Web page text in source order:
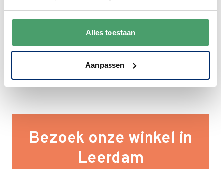
Alles toestaan
Aanpassen
Bezoek onze winkel in
Leerdam